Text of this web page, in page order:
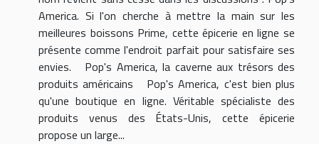
America. Si l'on cherche à mettre la main sur les
meilleures boissons Prime, cette épicerie en ligne se
présente comme l'endroit parfait pour satisfaire ses
envies. Pop's America, la caverne aux trésors des
produits américains Pop's America, c'est bien plus
qu'une boutique en ligne. Véritable spécialiste des
produits venus des États-Unis, cette épicerie
propose un large...